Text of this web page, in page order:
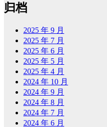
归档
2025 年 9 月
2025 年 7 月
2025 年 6 月
2025 年 5 月
2025 年 4 月
2024 年 10 月
2024 年 9 月
2024 年 8 月
2024 年 7 月
2024 年 6 月